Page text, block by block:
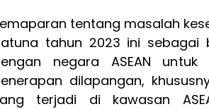
tentang masalah
tahun 2023 ini
negara ASEAN
dilapangan,
terjadi di kawasan